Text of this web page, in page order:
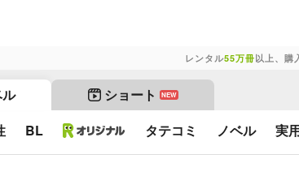
レンタル55万冊以上、購
ショート NEW
BL タテコミ ノベル 実